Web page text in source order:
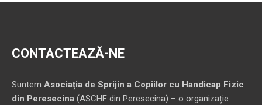
CONTACTEAZĂ-NE
Suntem Asociația de Sprijin a Copiilor cu Handicap Fizic
din Peresecina (ASCHF din Peresecina) – o organizație